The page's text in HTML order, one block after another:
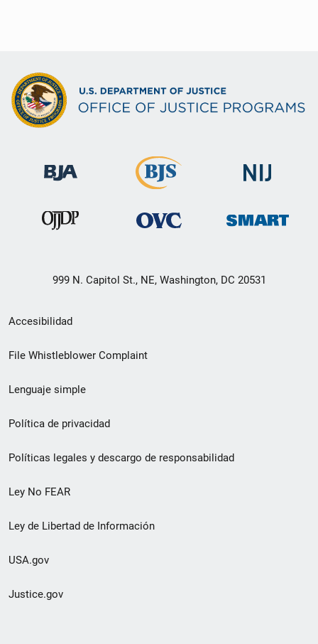
999 N. Capitol St., NE, Washington, DC 20531
Menú
de
de
pie
de
página
Accesibilidad
File Whistleblower Complaint
Lenguaje simple
Política de privacidad
Políticas legales y descargo de responsabilidad
Ley No FEAR
Ley de Libertad de Información
USA.gov
Justice.gov